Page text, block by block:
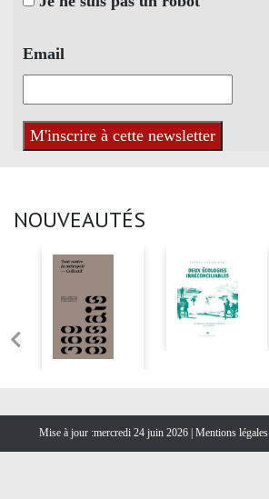
Email
NOUVEAUTÉS
Mise à jour :mercredi 24 juin 2026 | Mentions légales